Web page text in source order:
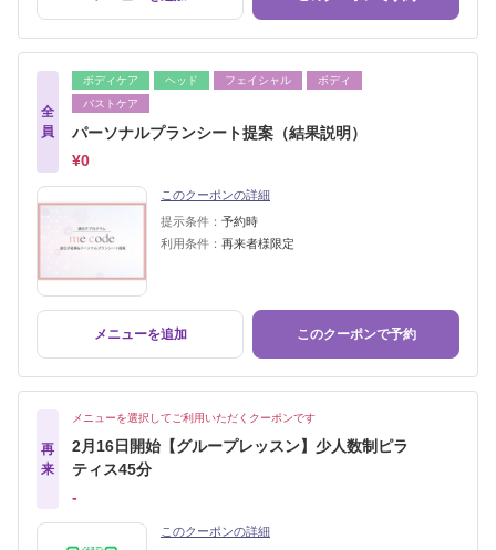
全
員
ボディケア ヘッド フェイシャル
ボディ
バストケア
パーソナルプランシート提案（結果説明）
¥0
このクーポンの詳細
提示条件： 予約時
利用条件： 再来者様限定
メニューを追加 このクーポンで予約
再
来
メニューを選択してご利用いただくクーポンです
2月16日開始【グループレッスン】少人数制ピラ
ティス45分
‐
このクーポンの詳細